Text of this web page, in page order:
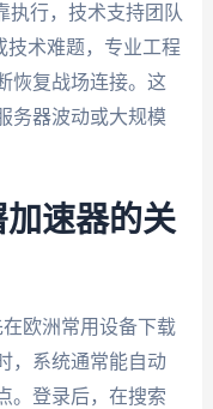
执行，技术支持团队
技术难题，专业工程
恢复战场连接。这
务器波动或大规模
速器的关
欧洲常用设备下载
，系统通常能自动
。登录后，在搜索